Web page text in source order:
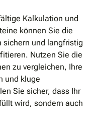
Kalkulation und
können Sie die
sichern und langfristig
Nutzen Sie die
zu vergleichen, Ihre
und kluge
Sie sicher, dass Ihr
wird, sondern auch